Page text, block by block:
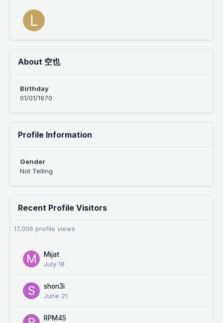
About 空也
Birthday
01/01/1970
Profile Information
Gender
Not Telling
Recent Profile Visitors
17,006 profile views
Mijat
July 18
shon3i
June 21
RPM45